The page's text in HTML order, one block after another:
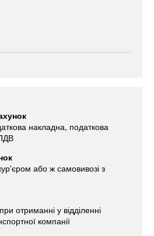
накладна, податкова
або ж самовивозі з
отриманні у відділенні
компанії